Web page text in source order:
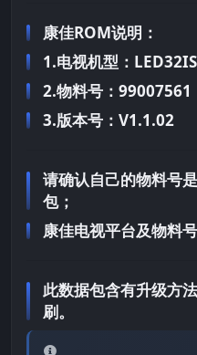
康佳ROM说明：
1.电视机型：
2.物料号：99007561
3.版本号：V1.1.02
请确认自己的物料号
包；
康佳电视平台及物料
此数据包含有升级方
刷。